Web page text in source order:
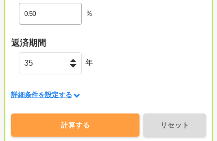
％
返済期間
年
詳細条件を設定する
計算する リセット